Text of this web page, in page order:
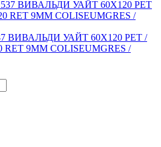
ВИВАЛЬДИ УАЙТ 60X120 РЕТ /
9MM COLISEUMGRES /